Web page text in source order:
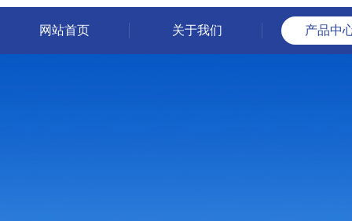
网站首页 关于我们 产品中